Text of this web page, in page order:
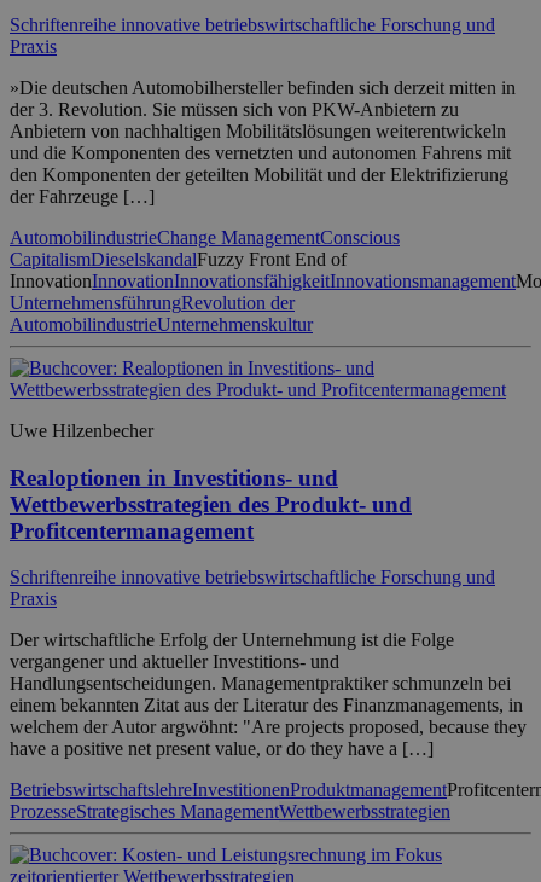
Schriftenreihe innovative betriebswirtschaftliche Forschung und
Praxis
»Die deutschen Automobilhersteller befinden sich derzeit mitten in
der 3. Revolution. Sie müssen sich von PKW-Anbietern zu
Anbietern von nachhaltigen Mobilitätslösungen weiterentwickeln
und die Komponenten des vernetzten und autonomen Fahrens mit
den Komponenten der geteilten Mobilität und der Elektrifizierung
der Fahrzeuge […]
AutomobilindustrieChange ManagementConscious
CapitalismDieselskandalFuzzy Front End of
InnovationInnovationInnovationsfähigkeitInnovationsmanagement
UnternehmensführungRevolution der
AutomobilindustrieUnternehmenskultur
Uwe Hilzenbecher
Realoptionen in Investitions- und
Wettbewerbsstrategien des Produkt- und
Profitcentermanagement
Schriftenreihe innovative betriebswirtschaftliche Forschung und
Praxis
Der wirtschaftliche Erfolg der Unternehmung ist die Folge
vergangener und aktueller Investitions- und
Handlungsentscheidungen. Managementpraktiker schmunzeln bei
einem bekannten Zitat aus der Literatur des Finanzmanagements, in
welchem der Autor argwöhnt: "Are projects proposed, because they
have a positive net present value, or do they have a […]
BetriebswirtschaftslehreInvestitionenProduktmanagement
ProzesseStrategisches ManagementWettbewerbsstrategien